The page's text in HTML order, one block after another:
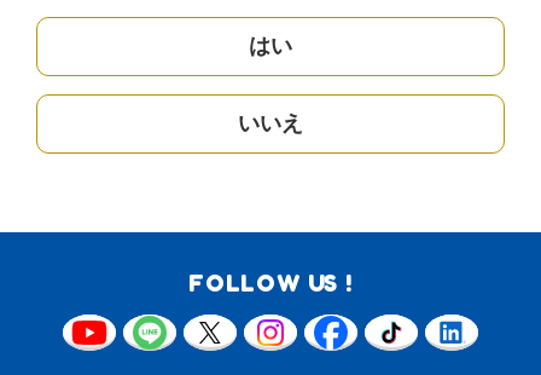
はい
いいえ
FOLLOW US !